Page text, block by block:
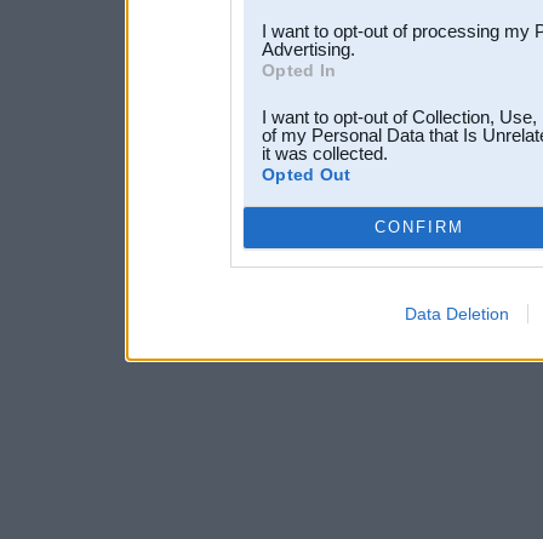
I want to opt-out of processing my
Advertising.
Opted In
I want to opt-out of Collection,
of my Personal Data that Is
it was collected.
Opted Out
CONFIRM
Data Deletion